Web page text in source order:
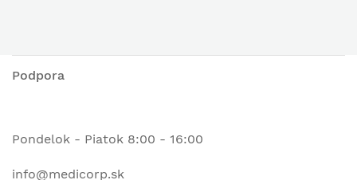
Podpora
Pondelok - Piatok 8:00 - 16:00
info@medicorp.sk